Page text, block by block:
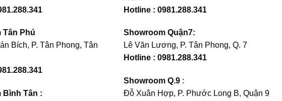
Tân Phú
Bích, P. Tân Phong, Tân
Bình Tân :
Hotline : 0981.288.341
Showroom Quận7:
Lê Văn Lương, P. Tân Phong, Q. 7
Hotline : 0981.288.341
Showroom Q.9:
Đỗ Xuân Hợp, P. Phước Long B, Quận 9